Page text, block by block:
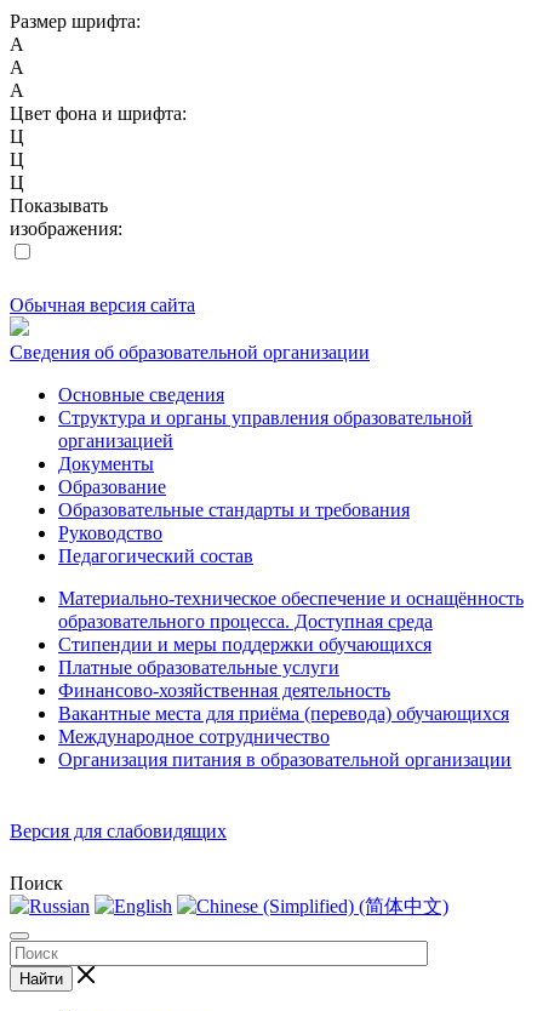
Размер шрифта:
A
A
A
Цвет фона и шрифта:
Ц
Ц
Ц
Показывать
изображения:
Обычная версия сайта
Сведения об образовательной организации
Основные сведения
Структура и органы управления образовательной
организацией
Документы
Образование
Образовательные стандарты и требования
Руководство
Педагогический состав
Материально-техническое обеспечение и оснащённость
образовательного процесса. Доступная среда
Стипендии и меры поддержки обучающихся
Платные образовательные услуги
Финансово-хозяйственная деятельность
Вакантные места для приёма (перевода) обучающихся
Международное сотрудничество
Организация питания в образовательной организации
Версия для слабовидящих
Поиск
Найти